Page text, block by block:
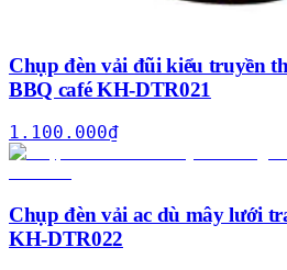
Chụp đèn vải đũi kiểu truyền
BBQ café KH-DTR021
1.100.000₫
Chụp đèn vải ac dù mây lưới
KH-DTR022